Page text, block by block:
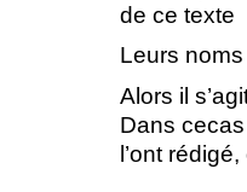
de ce texte
Leurs
Alors il
Dans
l’ont